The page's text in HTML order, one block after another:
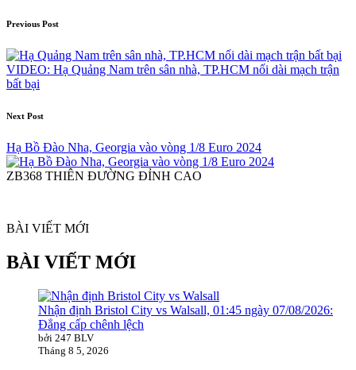
Post
navigation
Previous Post
VIDEO: Hạ Quảng Nam trên sân nhà, TP.HCM nối dài mạch trận
bất bại
Next Post
Hạ Bồ Đào Nha, Georgia vào vòng 1/8 Euro 2024
ZB368 THIÊN ĐƯỜNG ĐỈNH CAO
BÀI VIẾT MỚI
BÀI VIẾT MỚI
Nhận định Bristol City vs Walsall, 01:45 ngày 07/08/2026:
Đẳng cấp chênh lệch
bởi 247 BLV
Tháng 8 5, 2026